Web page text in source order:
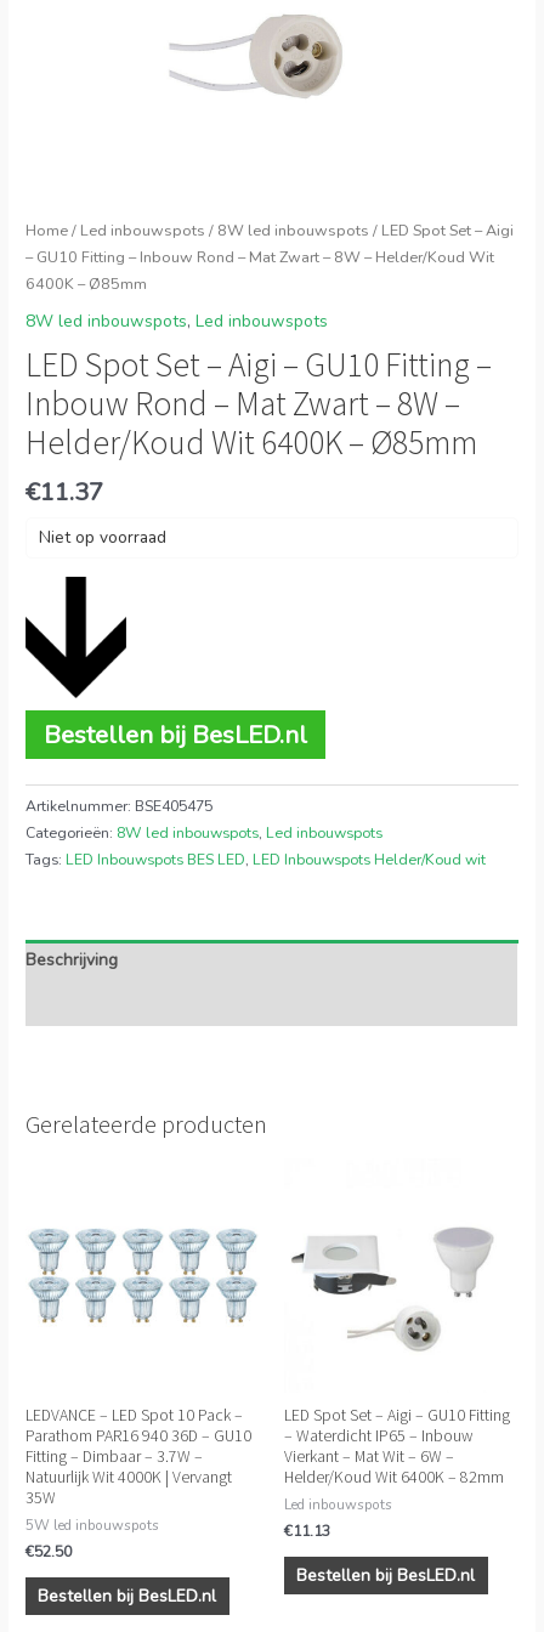
Home/ Led inbouwspots / 8W led inbouwspots / LED Spot Set – Aigi
– GU10 Fitting – Inbouw Rond – Mat Zwart – 8W – Helder/Koud Wit
6400K – Ø85mm
8W led inbouwspots,Led inbouwspots
LED Spot Set – Aigi – GU10 Fitting –
Inbouw Rond – Mat Zwart – 8W –
Helder/Koud Wit 6400K – Ø85mm
€11.37
Niet op voorraad
Bestellen bij BesLED.nl
Artikelnummer: BSE405475
Categorieën: 8W led inbouwspots, Led inbouwspots
Tags: LED Inbouwspots BES LED, LED Inbouwspots Helder/Koud wit
Beschrijving
Gerelateerde producten
LEDVANCE – LED Spot 10 Pack –
Parathom PAR16 940 36D – GU10
Fitting – Dimbaar – 3.7W –
Natuurlijk Wit 4000K | Vervangt
35W
5W led inbouwspots
€52.50
Bestellen bij BesLED.nl
LED Spot Set – Aigi – GU10 Fitting
– Waterdicht IP65 – Inbouw
Vierkant – Mat Wit – 6W –
Helder/Koud Wit 6400K – 82mm
Led inbouwspots
€11.13
Bestellen bij BesLED.nl